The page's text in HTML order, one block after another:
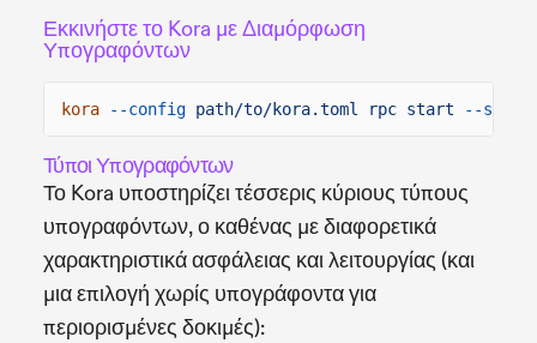
Εκκινήστε το Kora με Διαμόρφωση
Υπογραφόντων
kora --config path/to/kora.toml rpc start --
Τύποι Υπογραφόντων
Το Kora υποστηρίζει τέσσερις κύριους τύπους
υπογραφόντων, ο καθένας με διαφορετικά
χαρακτηριστικά ασφάλειας και λειτουργίας (και
μια επιλογή χωρίς υπογράφοντα για
περιορισμένες δοκιμές):